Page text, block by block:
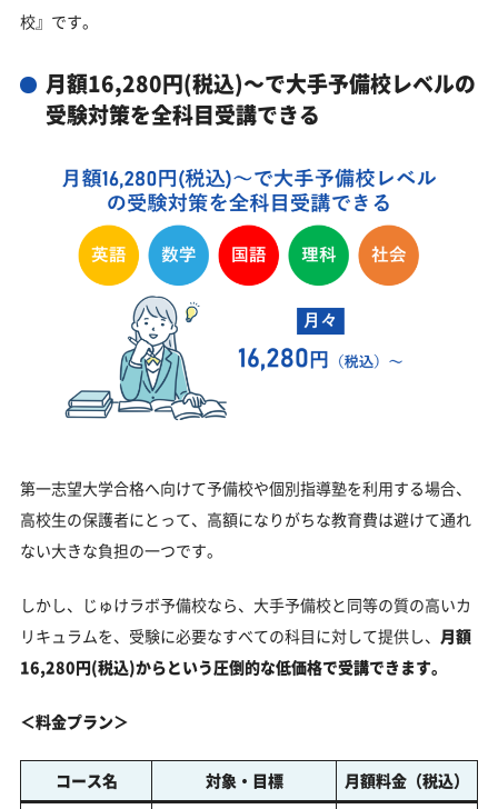
校』です。
月額16,280円(税込)～で大手予備校レベルの
受験対策を全科目受講できる
第一志望大学合格へ向けて予備校や個別指導塾を利用する場合、
高校生の保護者にとって、高額になりがちな教育費は避けて通れ
ない大きな負担の一つです。
しかし、じゅけラボ予備校なら、大手予備校と同等の質の高いカ
リキュラムを、受験に必要なすべての科目に対して提供し、 月額
16,280円(税込)からという圧倒的な低価格で受講できます。
＜料金プラン＞
コース名 対象・目標
月額料金（税込）